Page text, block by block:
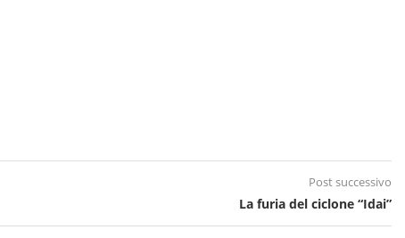
Post successivo
La furia del ciclone “Idai”